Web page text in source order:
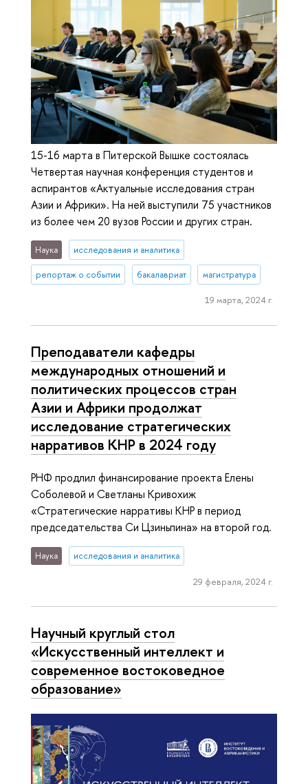
15-16 марта в Питерской Вышке состоялась
Четвертая научная конференция студентов и
аспирантов «Актуальные исследования стран
Азии и Африки». На ней выступили 75 участников
из более чем 20 вузов России и других стран.
Наука исследования и аналитика
репортаж о событии бакалавриат магистратура
19 марта, 2024 г.
Преподаватели кафедры
международных отношений и
политических процессов стран
Азии и Африки продолжат
исследование стратегических
нарративов КНР в 2024 году
РНФ продлил финансирование проекта Елены
Соболевой и Светланы Кривохиж
«Стратегические нарративы КНР в период
председательства Си Цзиньпина» на второй год.
Наука исследования и аналитика
29 февраля, 2024 г.
Научный круглый стол
«Искусственный интеллект и
современное востоковедное
образование»